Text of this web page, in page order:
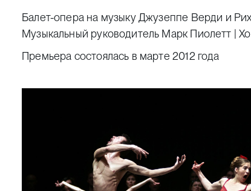
Балет-опера на музыку Джузеппе Верди и
Музыкальный руководитель Марк Пиолетт |
Премьера состоялась в марте 2012 года